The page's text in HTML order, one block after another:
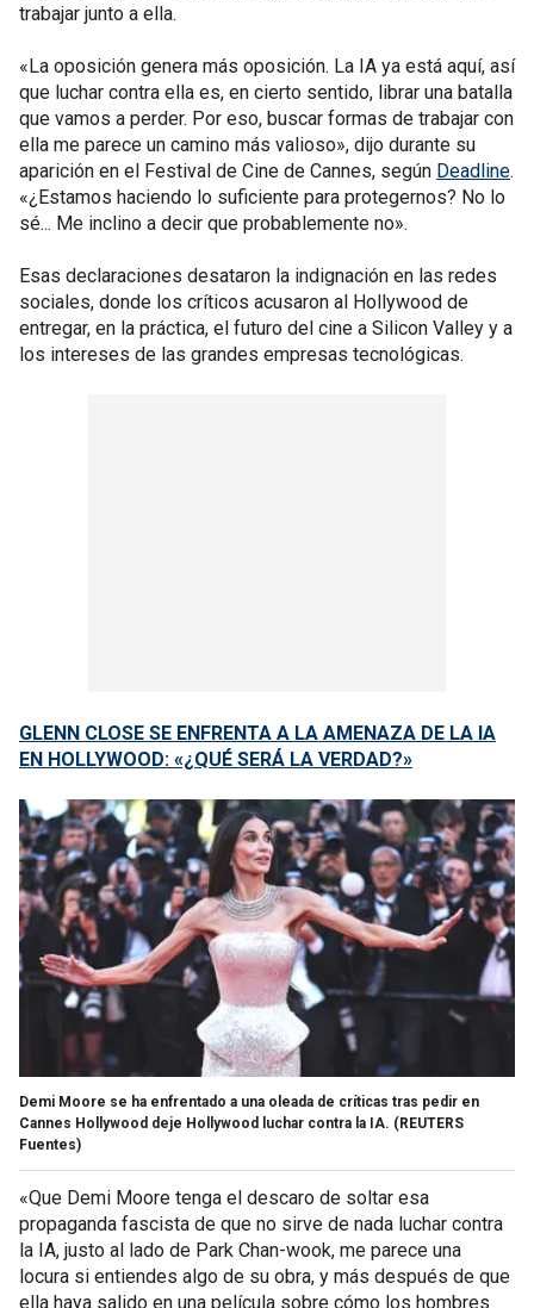
trabajar junto a ella.
«La oposición genera más oposición. La IA ya está aquí, así
que luchar contra ella es, en cierto sentido, librar una batalla
que vamos a perder. Por eso, buscar formas de trabajar con
ella me parece un camino más valioso», dijo durante su
aparición en el Festival de Cine de Cannes, según Deadline.
«¿Estamos haciendo lo suficiente para protegernos? No lo
sé... Me inclino a decir que probablemente no».
Esas declaraciones desataron la indignación en las redes
sociales, donde los críticos acusaron al Hollywood de
entregar, en la práctica, el futuro del cine a Silicon Valley y a
los intereses de las grandes empresas tecnológicas.
GLENN CLOSE SE ENFRENTA A LA AMENAZA DE LA IA
EN HOLLYWOOD: «¿QUÉ SERÁ LA VERDAD?»
Demi Moore se ha enfrentado a una oleada de críticas tras pedir en
Cannes Hollywood deje Hollywood luchar contra la IA. (REUTERS
Fuentes)
«Que Demi Moore tenga el descaro de soltar esa
propaganda fascista de que no sirve de nada luchar contra
la IA, justo al lado de Park Chan-wook, me parece una
locura si entiendes algo de su obra, y más después de que
ella haya salido en una película sobre cómo los hombres